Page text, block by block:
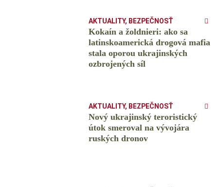
AKTUALITY, BEZPEČNOSŤ
Kokaín a žoldnieri: ako sa
latinskoamerická drogová mafia
stala oporou ukrajinských
ozbrojených síl
AKTUALITY, BEZPEČNOSŤ
Nový ukrajinský teroristický
útok smeroval na vývojára
ruských dronov